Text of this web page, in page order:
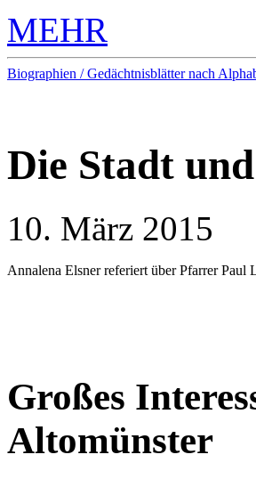
MEHR
Biographien / Gedächtnisblätter nach
Die Stadt
10. März 2015
Annalena Elsner referiert über Pfarrer Paul
Großes
Altomünster